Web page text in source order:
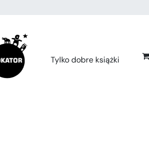
Tylko dobre książki